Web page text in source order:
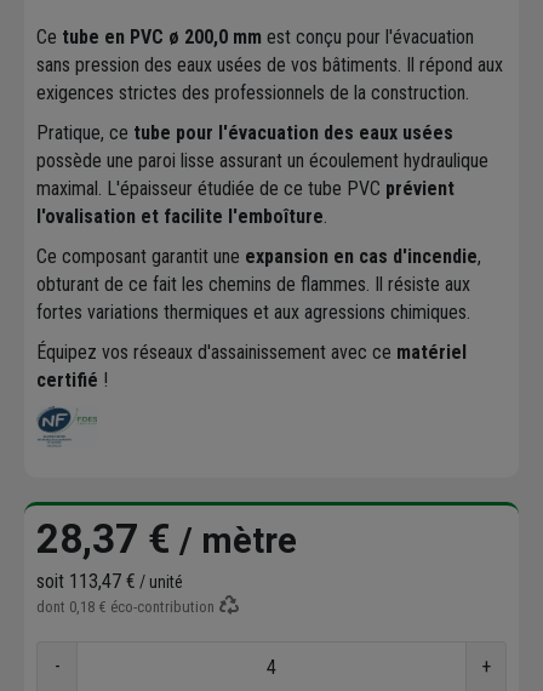
Ce tube en PVC ø 200,0 mm est conçu pour l'évacuation
sans pression des eaux usées de vos bâtiments. Il répond aux
exigences strictes des professionnels de la construction.
Pratique, ce tube pour l'évacuation des eaux usées
possède une paroi lisse assurant un écoulement hydraulique
maximal. L'épaisseur étudiée de ce tube PVC prévient
l'ovalisation et facilite l'emboîture.
Ce composant garantit une expansion en cas d'incendie,
obturant de ce fait les chemins de flammes. Il résiste aux
fortes variations thermiques et aux agressions chimiques.
Équipez vos réseaux d'assainissement avec ce matériel
certifié !
28,37 € / mètre
soit 113,47 € / unité
dont 0,18 € éco-contribution
-
+